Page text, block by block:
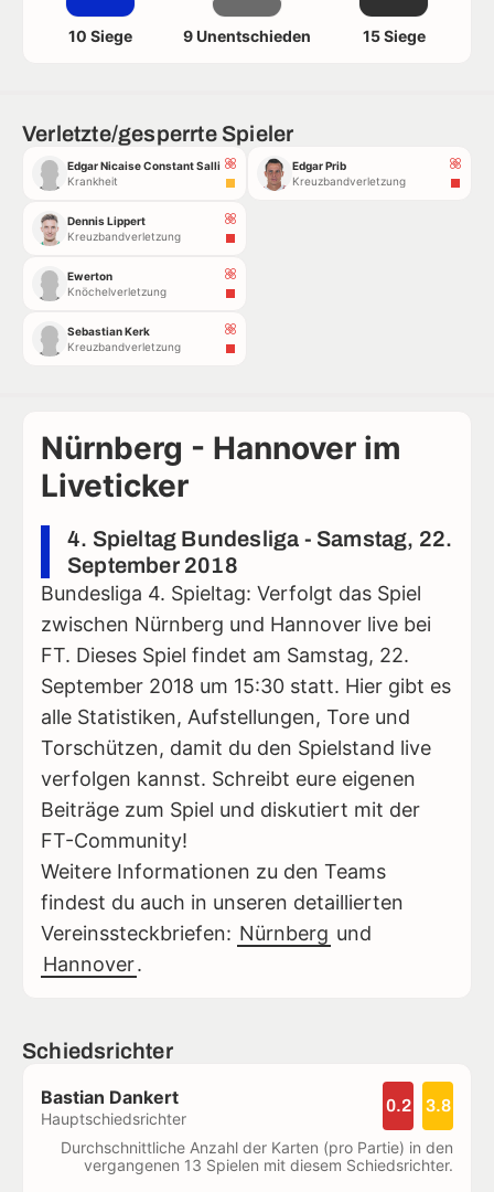
10 Siege 9 Unentschieden 15 Siege
Verletzte/gesperrte Spieler
Edgar Nicaise Constant Salli
Krankheit
Dennis Lippert
Kreuzbandverletzung
Ewerton
Knöchelverletzung
Sebastian Kerk
Kreuzbandverletzung
Edgar Prib
Kreuzbandverletzung
Nürnberg - Hannover im
Liveticker
4. Spieltag Bundesliga - Samstag, 22.
September 2018
Bundesliga 4. Spieltag: Verfolgt das Spiel
zwischen Nürnberg und Hannover live bei
FT. Dieses Spiel findet am Samstag, 22.
September 2018 um 15:30 statt. Hier gibt es
alle Statistiken, Aufstellungen, Tore und
Torschützen, damit du den Spielstand live
verfolgen kannst. Schreibt eure eigenen
Beiträge zum Spiel und diskutiert mit der
FT-Community!
Weitere Informationen zu den Teams
findest du auch in unseren detaillierten
Vereinssteckbriefen: Nürnberg und
Hannover.
Schiedsrichter
Bastian Dankert
Hauptschiedsrichter
0.2 3.8
Durchschnittliche Anzahl der Karten (pro Partie) in den
vergangenen 13 Spielen mit diesem Schiedsrichter.